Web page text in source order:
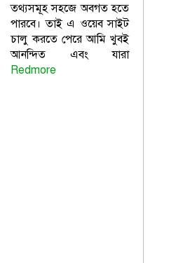
তথ্যসমূহ সহজে অবগত হতে
পারবে। তাই এ ওয়েব সাইট
চালু করতে পেরে আমি খুবই
আনন্দিত এবং যারা
Redmore